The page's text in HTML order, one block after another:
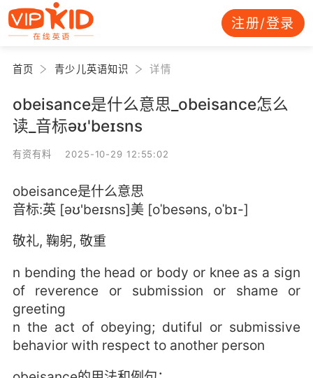
注册/登录
首页 青少儿英语知识 详情
obeisance是什么意思_obeisance怎么
读_音标əʊ'beɪsns
有资有料 2025-10-29 12:55:02
obeisance是什么意思
音标:英 [əʊ'beɪsns]美 [oˈbesəns, oˈbɪ-]
敬礼, 鞠躬, 敬重
n bending the head or body or knee as a sign
of reverence or submission or shame or
greeting
n the act of obeying; dutiful or submissive
behavior with respect to another person